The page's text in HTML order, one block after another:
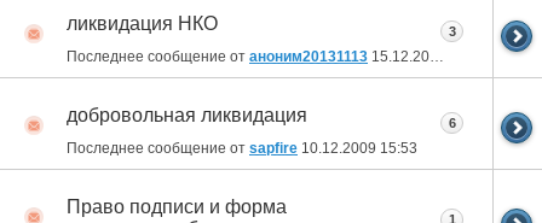
ликвидация НКО
Последнее сообщение от аноним20131113 15.12.2009
3
добровольная ликвидация
Последнее сообщение от sapfire 10.12.2009 15:53
6
Право подписи и форма
1